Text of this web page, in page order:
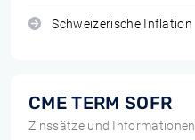
Schweizerische Inflation
CME TERM SOFR
Zinssätze und Informationen